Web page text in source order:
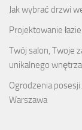
Jak wybrać drzwi
Projektowanie
Twój salon, Twoje
unikalnego wnętrza
Ogrodzenia
Warszawa